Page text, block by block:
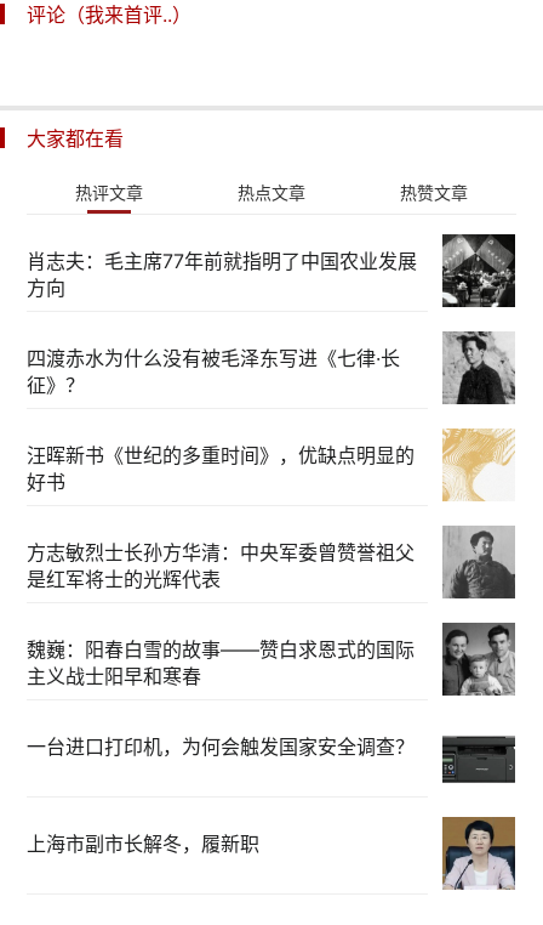
评论（我来首评..）
大家都在看
热评文章 热点文章 热赞文章
肖志夫：毛主席77年前就指明了中国农业发展
方向
四渡赤水为什么没有被毛泽东写进《七律·长
征》？
汪晖新书《世纪的多重时间》，优缺点明显的
好书
方志敏烈士长孙方华清：中央军委曾赞誉祖父
是红军将士的光辉代表
魏巍：阳春白雪的故事——赞白求恩式的国际
主义战士阳早和寒春
一台进口打印机，为何会触发国家安全调查？
上海市副市长解冬，履新职